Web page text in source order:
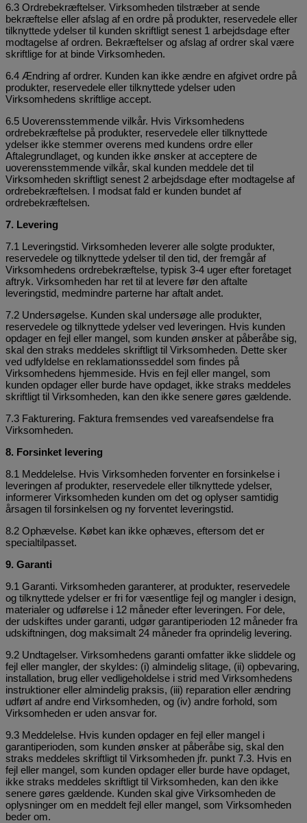
6.3 Ordrebekræftelser. Virksomheden tilstræber at sende
bekræftelse eller afslag af en ordre på produkter, reservedele eller
tilknyttede ydelser til kunden skriftligt senest 1 arbejdsdage efter
modtagelse af ordren. Bekræftelser og afslag af ordrer skal være
skriftlige for at binde Virksomheden.
6.4 Ændring af ordrer. Kunden kan ikke ændre en afgivet ordre på
produkter, reservedele eller tilknyttede ydelser uden
Virksomhedens skriftlige accept.
6.5 Uoverensstemmende vilkår. Hvis Virksomhedens
ordrebekræftelse på produkter, reservedele eller tilknyttede
ydelser ikke stemmer overens med kundens ordre eller
Aftalegrundlaget, og kunden ikke ønsker at acceptere de
uoverensstemmende vilkår, skal kunden meddele det til
Virksomheden skriftligt senest 2 arbejdsdage efter modtagelse af
ordrebekræftelsen. I modsat fald er kunden bundet af
ordrebekræftelsen.
7. Levering
7.1 Leveringstid. Virksomheden leverer alle solgte produkter,
reservedele og tilknyttede ydelser til den tid, der fremgår af
Virksomhedens ordrebekræftelse, typisk 3-4 uger efter foretaget
aftryk. Virksomheden har ret til at levere før den aftalte
leveringstid, medmindre parterne har aftalt andet.
7.2 Undersøgelse. Kunden skal undersøge alle produkter,
reservedele og tilknyttede ydelser ved leveringen. Hvis kunden
opdager en fejl eller mangel, som kunden ønsker at påberåbe sig,
skal den straks meddeles skriftligt til Virksomheden. Dette sker
ved udfyldelse en reklamationsseddel som findes på
Virksomhedens hjemmeside. Hvis en fejl eller mangel, som
kunden opdager eller burde have opdaget, ikke straks meddeles
skriftligt til Virksomheden, kan den ikke senere gøres gældende.
7.3 Fakturering. Faktura fremsendes ved vareafsendelse fra
Virksomheden.
8. Forsinket levering
8.1 Meddelelse. Hvis Virksomheden forventer en forsinkelse i
leveringen af produkter, reservedele eller tilknyttede ydelser,
informerer Virksomheden kunden om det og oplyser samtidig
årsagen til forsinkelsen og ny forventet leveringstid.
8.2 Ophævelse. Købet kan ikke ophæves, eftersom det er
specialtilpasset.
9. Garanti
9.1 Garanti. Virksomheden garanterer, at produkter, reservedele
og tilknyttede ydelser er fri for væsentlige fejl og mangler i design,
materialer og udførelse i 12 måneder efter leveringen. For dele,
der udskiftes under garanti, udgør garantiperioden 12 måneder fra
udskiftningen, dog maksimalt 24 måneder fra oprindelig levering.
9.2 Undtagelser. Virksomhedens garanti omfatter ikke sliddele og
fejl eller mangler, der skyldes: (i) almindelig slitage, (ii) opbevaring,
installation, brug eller vedligeholdelse i strid med Virksomhedens
instruktioner eller almindelig praksis, (iii) reparation eller ændring
udført af andre end Virksomheden, og (iv) andre forhold, som
Virksomheden er uden ansvar for.
9.3 Meddelelse. Hvis kunden opdager en fejl eller mangel i
garantiperioden, som kunden ønsker at påberåbe sig, skal den
straks meddeles skriftligt til Virksomheden jfr. punkt 7.3. Hvis en
fejl eller mangel, som kunden opdager eller burde have opdaget,
ikke straks meddeles skriftligt til Virksomheden, kan den ikke
senere gøres gældende. Kunden skal give Virksomheden de
oplysninger om en meddelt fejl eller mangel, som Virksomheden
beder om.